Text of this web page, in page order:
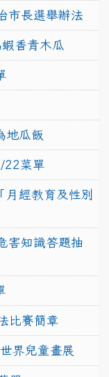
市長選舉辦法
香青木瓜
地瓜飯
22菜單
經教育及性別
害知識答題抽
比賽簡章
界兒童畫展